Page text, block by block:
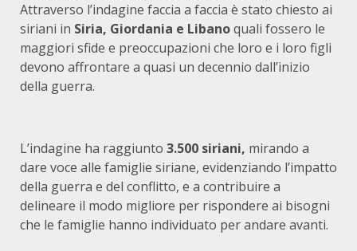
Attraverso l’indagine faccia a faccia è stato chiesto ai
siriani in Siria, Giordania e Libanoquali fossero le
maggiori sfide e preoccupazioni che loro e i loro figli
devono affrontare a quasi un decennio dall’inizio
della guerra.
L’indagine ha raggiunto 3.500 siriani, mirando a
dare voce alle famiglie siriane, evidenziando l’impatto
della guerra e del conflitto, e a contribuire a
delineare il modo migliore per rispondere ai bisogni
che le famiglie hanno individuato per andare avanti.